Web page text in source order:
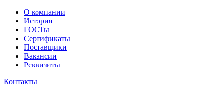
О компании
История
ГОСТы
Сертификаты
Поставщики
Вакансии
Реквизиты
Контакты